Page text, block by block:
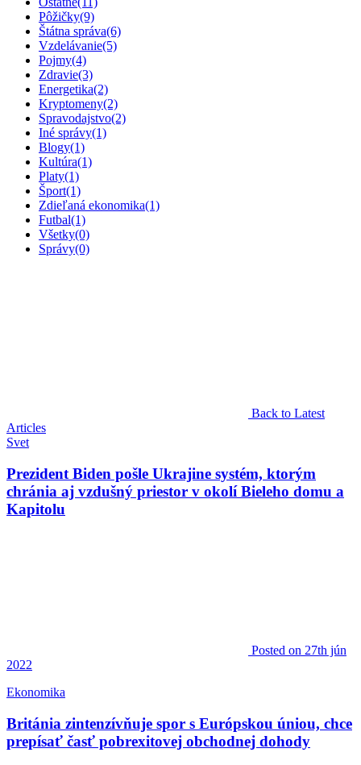
Pôžičky(9)
Štátna správa(6)
Vzdelávanie(5)
Pojmy(4)
Zdravie(3)
Energetika(2)
Kryptomeny(2)
Spravodajstvo(2)
Iné správy(1)
Blogy(1)
Kultúra(1)
Platy(1)
Šport(1)
Zdieľaná ekonomika(1)
Futbal(1)
Všetky(0)
Správy(0)
Back to Latest
Articles
Svet
Prezident Biden pošle Ukrajine systém, ktorým
chránia aj vzdušný priestor v okolí Bieleho domu a
Kapitolu
Posted on 27th jún
2022
Ekonomika
Británia zintenzívňuje spor s Európskou úniou, chce
prepísať časť pobrexitovej obchodnej dohody